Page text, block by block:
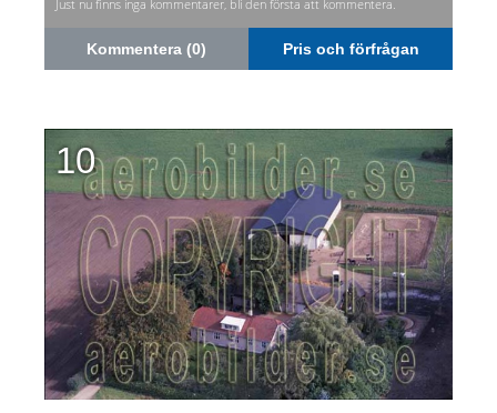
Just nu finns inga kommentarer, bli den första att kommentera.
Kommentera (0) Pris och förfrågan
10